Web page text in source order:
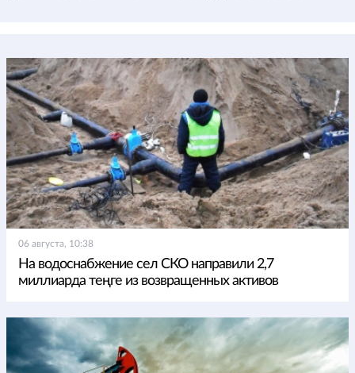
06 августа, 10:38
На водоснабжение сел СКО направили 2,7
миллиарда теңге из возвращенных активов